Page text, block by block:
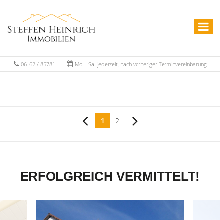
06162 / 85781 Mo. - Sa. jederzeit, nach vorheriger Terminvereinbarung
1 2
ERFOLGREICH VERMITTELT!